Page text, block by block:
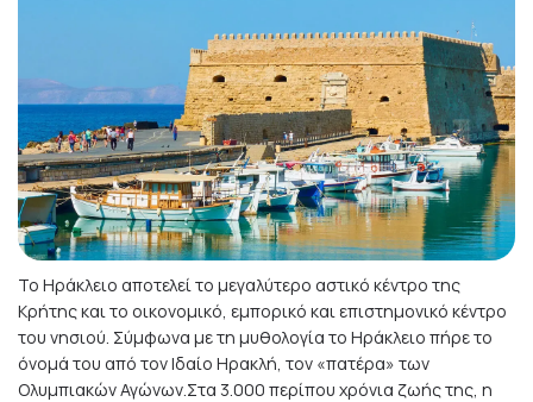
Το Ηράκλειο αποτελεί το μεγαλύτερο αστικό κέντρο της
Κρήτης και το οικονομικό, εμπορικό και επιστημονικό κέντρο
του νησιού. Σύμφωνα με τη μυθολογία το Ηράκλειο πήρε το
όνομά του από τον Ιδαίο Ηρακλή, τον «πατέρα» των
Ολυμπιακών Αγώνων.Στα 3.000 περίπου χρόνια ζωής της, η